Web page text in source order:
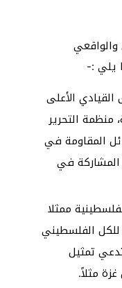
يلي :-
الأعلى
منظمة التحرير
المقاومة في
المشاركة في
ممثلا
الفلسطيني
تمثيل
مثلاً.